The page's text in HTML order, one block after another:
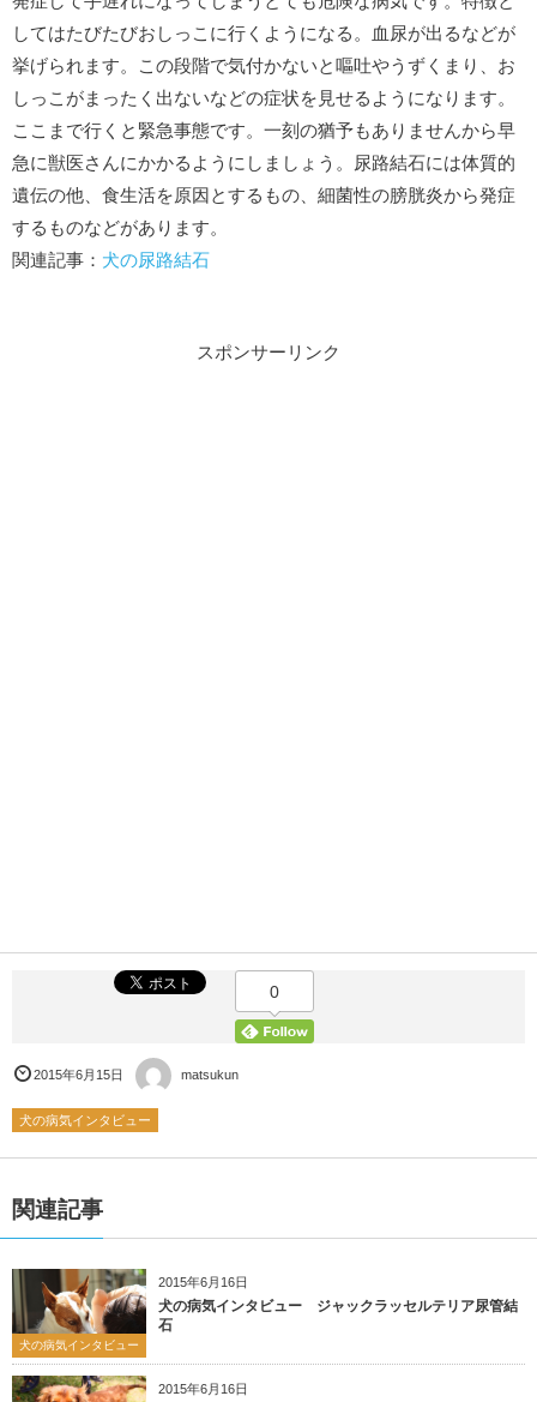
してはたびたびおしっこに行くようになる。血尿が出るなどが
挙げられます。この段階で気付かないと嘔吐やうずくまり、お
しっこがまったく出ないなどの症状を見せるようになります。
ここまで行くと緊急事態です。一刻の猶予もありませんから早
急に獣医さんにかかるようにしましょう。尿路結石には体質的
遺伝の他、食生活を原因とするもの、細菌性の膀胱炎から発症
するものなどがあります。
関連記事： 犬の尿路結石
スポンサーリンク
0
2015年6月15日 matsukun
犬の病気インタビュー
関連記事
2015年6月16日
犬の病気インタビュー
犬の病気インタビュー ジャックラッセルテリア尿管結
石
2015年6月16日